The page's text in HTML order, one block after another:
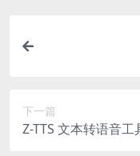
下一篇
Z-TTS 文本转语音